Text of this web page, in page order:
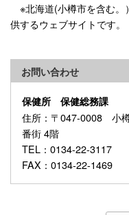
※北海道(小樽市を含む。
供するウェブサイトです。
お問い合わせ
保健所 保健総務課
住所 ：〒047-0008 小
番街 4階
TEL ：0134-22-3117
FAX ：0134-22-1469